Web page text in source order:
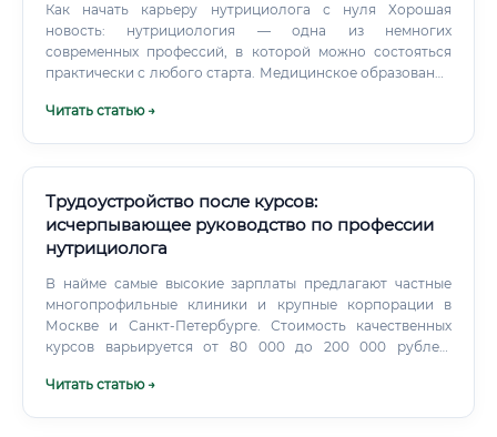
Как начать карьеру нутрициолога с нуля Хорошая
новость: нутрициология — одна из немногих
современных профессий, в которой можно состояться
практически с любого старта. Медицинское образование
Читать статью →
Трудоустройство после курсов:
исчерпывающее руководство по профессии
нутрициолога
В найме самые высокие зарплаты предлагают частные
многопрофильные клиники и крупные корпорации в
Москве и Санкт-Петербурге. Стоимость качественных
курсов варьируется от 80 000 до 200 000 рублей.
начинающего нутрициолога: 2 000 – 3 000 ₽.
Читать статью →